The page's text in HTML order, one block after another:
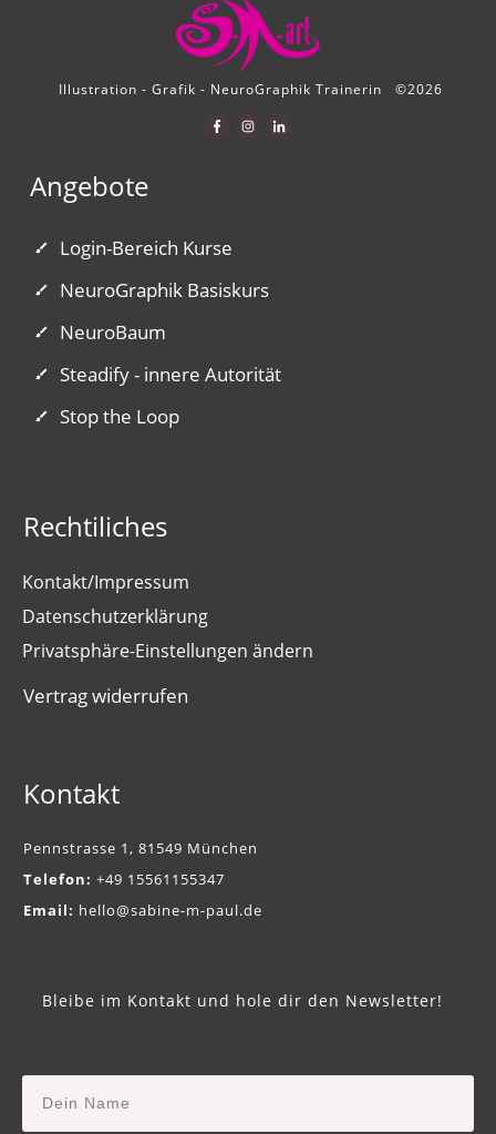
Illustration - Grafik - NeuroGraphik Trainerin ©2026
Angebote
Login-Bereich Kurse
NeuroGraphik Basiskurs
NeuroBaum
Steadify - innere Autorität
Stop the Loop
Rechtiliches
Kontakt/Impressum
Datenschutzerklärung
Privatsphäre-Einstellungen ändern
Vertrag widerrufen
Kontakt
Pennstrasse 1, 81549 München
Telefon: +49 15561155347
Email: hello@sabine-m-paul.de
Bleibe im Kontakt und hole dir den Newsletter!